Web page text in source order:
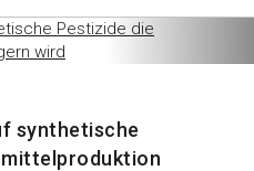
synthetische